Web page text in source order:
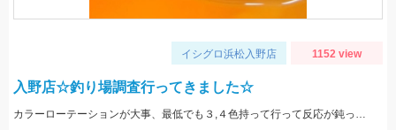
イシグロ浜松入野店 1152 view
入野店☆釣り場調査行ってきました☆
カラーローテーションが大事、最低でも３,４色持って行って反応が鈍ったら色を変えてみよう。